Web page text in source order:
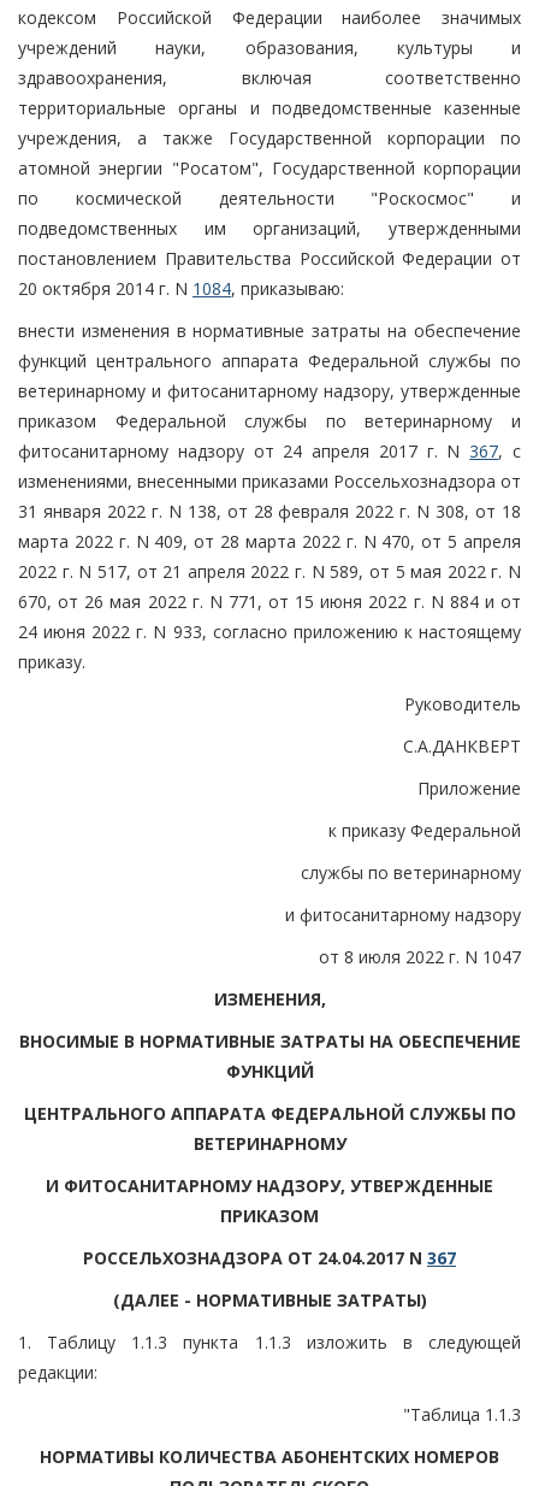
кодексом Российской Федерации наиболее значимых
учреждений науки, образования, культуры и
здравоохранения, включая соответственно
территориальные органы и подведомственные казенные
учреждения, а также Государственной корпорации по
атомной энергии "Росатом", Государственной корпорации
по космической деятельности "Роскосмос" и
подведомственных им организаций, утвержденными
постановлением Правительства Российской Федерации от
20 октября 2014 г. N 1084, приказываю:
внести изменения в нормативные затраты на обеспечение
функций центрального аппарата Федеральной службы по
ветеринарному и фитосанитарному надзору, утвержденные
приказом Федеральной службы по ветеринарному и
фитосанитарному надзору от 24 апреля 2017 г. N367, с
изменениями, внесенными приказами Россельхознадзора от
31 января 2022 г. N 138, от 28 февраля 2022 г. N 308, от 18
марта 2022 г. N 409, от 28 марта 2022 г. N 470, от 5 апреля
2022 г. N 517, от 21 апреля 2022 г. N 589, от 5 мая 2022 г. N
670, от 26 мая 2022 г. N 771, от 15 июня 2022 г. N 884 и от
24 июня 2022 г. N 933, согласно приложению к настоящему
приказу.
Руководитель
С.А.ДАНКВЕРТ
Приложение
к приказу Федеральной
службы по ветеринарному
и фитосанитарному надзору
от 8 июля 2022 г. N 1047
ИЗМЕНЕНИЯ,
ВНОСИМЫЕ В НОРМАТИВНЫЕ ЗАТРАТЫ НА ОБЕСПЕЧЕНИЕ
ФУНКЦИЙ
ЦЕНТРАЛЬНОГО АППАРАТА ФЕДЕРАЛЬНОЙ СЛУЖБЫ ПО
ВЕТЕРИНАРНОМУ
И ФИТОСАНИТАРНОМУ НАДЗОРУ, УТВЕРЖДЕННЫЕ
ПРИКАЗОМ
РОССЕЛЬХОЗНАДЗОРА ОТ 24.04.2017 N 367
(ДАЛЕЕ - НОРМАТИВНЫЕ ЗАТРАТЫ)
1. Таблицу 1.1.3 пункта 1.1.3 изложить в следующей
редакции:
"Таблица 1.1.3
НОРМАТИВЫ КОЛИЧЕСТВА АБОНЕНТСКИХ НОМЕРОВ